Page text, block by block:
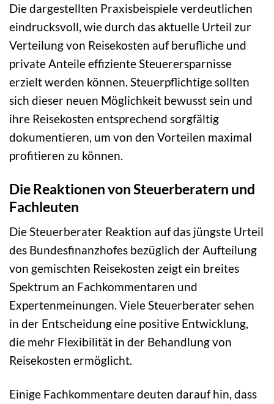
Die dargestellten Praxisbeispiele verdeutlichen
eindrucksvoll, wie durch das aktuelle Urteil zur
Verteilung von Reisekosten auf berufliche und
private Anteile effiziente Steuerersparnisse
erzielt werden können. Steuerpflichtige sollten
sich dieser neuen Möglichkeit bewusst sein und
ihre Reisekosten entsprechend sorgfältig
dokumentieren, um von den Vorteilen maximal
profitieren zu können.
Die Reaktionen von Steuerberatern und
Fachleuten
Die Steuerberater Reaktion auf das jüngste Urteil
des Bundesfinanzhofes bezüglich der Aufteilung
von gemischten Reisekosten zeigt ein breites
Spektrum an Fachkommentaren und
Expertenmeinungen. Viele Steuerberater sehen
in der Entscheidung eine positive Entwicklung,
die mehr Flexibilität in der Behandlung von
Reisekosten ermöglicht.
Einige Fachkommentare deuten darauf hin, dass